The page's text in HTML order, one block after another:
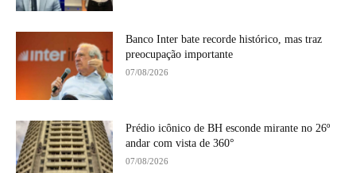
Banco Inter bate recorde histórico, mas traz
preocupação importante
07/08/2026
Prédio icônico de BH esconde mirante no 26º
andar com vista de 360°
07/08/2026